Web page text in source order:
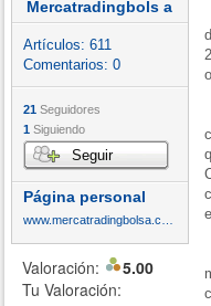
Mercatradingbols a
Artículos: 611
Comentarios: 0
21 Seguidores
1 Siguiendo
Seguir
Página personal
Valoración:
5.00
Tu Valoración: